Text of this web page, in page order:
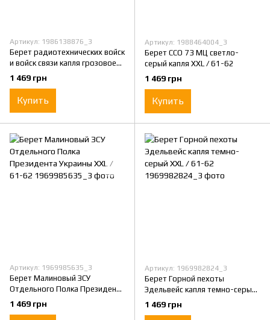
Артикул: 1986138876_3
Берет радиотехнических войск
и войск связи капля грозовое
небо XXL / 61-62
1 469 грн
Купить
Артикул: 1988464004_3
Берет ССО 73 МЦ светло-
серый капля XXL / 61-62
1 469 грн
Купить
Артикул: 1969985635_3
Берет Малиновый ЗСУ
Отдельного Полка Президента
Украины XXL / 61-62
1 469 грн
Артикул: 1969982824_3
Берет Горной пехоты
Эдельвейс капля темно-серый
XXL / 61-62
1 469 грн